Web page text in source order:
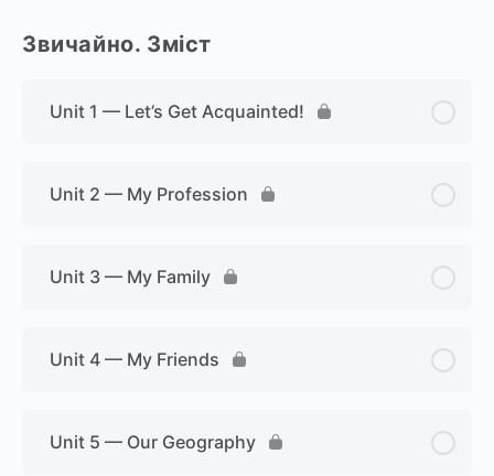
Звичайно. Зміст
Unit 1 — Let’s Get Acquainted!
Unit 2 — My Profession
Unit 3 — My Family
Unit 4 — My Friends
Unit 5 — Our Geography